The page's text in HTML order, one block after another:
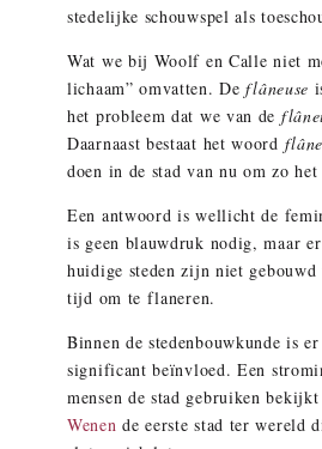
stedelijke schouwspel als
Wat we bij Woolf en Calle niet
lichaam” omvatten. Deflâneuse
het probleem dat we van de
Daarnaast bestaat het woord
doen in de stad van nu om zo het
Een antwoord is wellicht de
is geen blauwdruk nodig, maar
huidige steden zijn niet
tijd om te flaneren.
Binnen de stedenbouwkunde is
significant beïnvloed. Een
mensen de stad gebruiken
Wenen de eerste stad ter wereld